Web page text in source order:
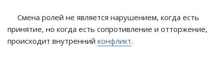
Смена ролей не является нарушением, когда есть
принятие, но когда есть сопротивление и отторжение,
происходит внутренний конфликт.